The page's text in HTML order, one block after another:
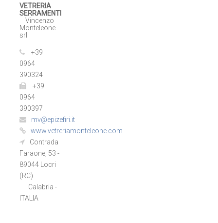
VETRERIA
SERRAMENTI
Vincenzo
Monteleone
srl
+39
0964
390324
+39
0964
390397
mv@epizefiri.it
www.vetreriamonteleone.com
Contrada
Faraone, 53 -
89044 Locri
(RC)
Calabria -
ITALIA